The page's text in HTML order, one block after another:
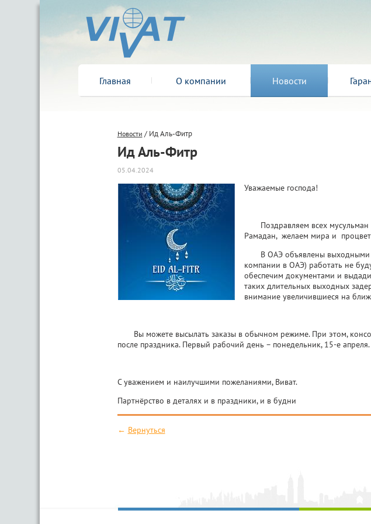
Главная О компании Новости
Новости / Ид Аль-Фитр
Ид Аль-Фитр
05.04.2024
Уважаемые господа!
Поздравляем всех мусульман
Рамадан, желаем мира и
В ОАЭ объявлены выходными
компании в ОАЭ) работать не
обеспечим документами и
таких длительных выходных
внимание увеличившиеся на
Вы можете высылать заказы в обычном режиме. При этом,
после праздника. Первый рабочий день – понедельник, 15-е апреля.
С уважением и наилучшими пожеланиями, Виват.
Партнёрство в деталях и в праздники, и в будни
← Вернуться